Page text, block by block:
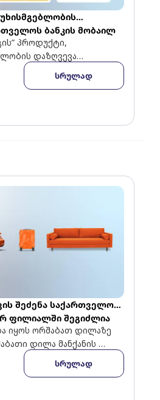
ბანკის მობაილ
პროდუქტი,
დაზღვევა
მობაილ ბანკში
საქართველოს
სრულად
შეძენა საქართველოს
ფილიალში შეგიძლია
იყოს ორშაბათ დილაზე
დილა მანქანის
ამ ლამაზ დილას, 9
და […]
სრულად